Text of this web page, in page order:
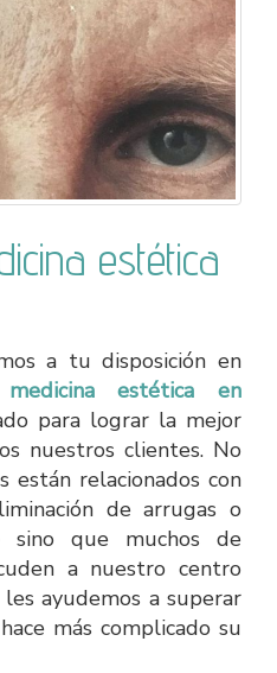
estética
a tu disposición en
estética en
para lograr la mejor
nuestros clientes. No
relacionados con
de arrugas o
que muchos de
a nuestro centro
ayudemos a superar
más complicado su